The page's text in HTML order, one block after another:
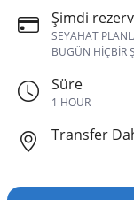
Şimdi
SEYAHAT
BUGÜN HIÇBIR
Süre
1 HOUR
Transfer